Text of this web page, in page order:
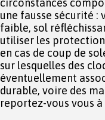
circonstances
une fausse sécurité :
faible, sol
utiliser les
en cas de coup de
sur lesquelles des
éventuellement
durable, voire des
reportez-vous vous